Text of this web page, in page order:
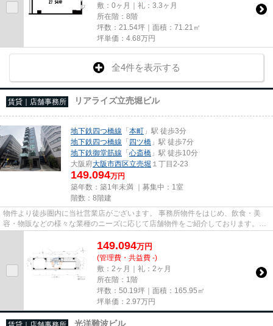
敷：0ヶ月｜礼：3.3ヶ月
所在階：8階
坪数：21.54坪｜面積：71.21㎡
坪単価： 4.68万円
全4件を表示する
賃貸｜店舗事務所 リアライズ立売堀ビル
地下鉄四つ橋線 「本町 」駅 徒歩3分
地下鉄四つ橋線 「四ツ橋 」駅 徒歩7分
地下鉄御堂筋線 「心斎橋 」駅 徒歩10分
大阪府大阪市西区立売堀 １丁目2-23
149.094万円
築年数：築1年未満 ｜募集中： 1室
階数：8階建
物件より徒歩圏内に当社営業店がございます。 事務所物件をはじめ、飲食・美
容・物販などの様々な業種のニーズに応じて店舗物件をご紹介しております。
尚、弊社ではおとり広告は一切...
149.094万円
(管理費・共益費 -)
敷：2ヶ月｜礼：2ヶ月
所在階：1階
坪数：50.19坪｜面積：165.95㎡
坪単価： 2.97万円
光洋難波ビル